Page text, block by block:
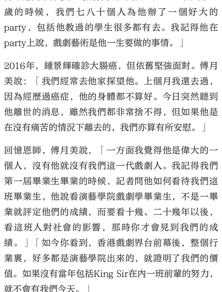
歲的時候，我們七八十個人為他辦了一個好大的
party，包括他教過的學生很多都有去。我記得他在
party上說，戲劇藝術是他一生要做的事情。」
2016年，鍾景輝確診大腸癌，但依舊堅強面對。傅月
美說：「我們經常去他家探望他。上個月我還去過，
因為經歷過癌症，他的身體都不算好。今日突然聽到
他離世的消息，雖然我們都非常捨不得，但如果他是
在沒有痛苦的情況下離去的，我們亦算有所安慰。」
回憶恩師，傅月美說，「一方面我覺得他是偉大的一
個人，沒有他就沒有我們這一代戲劇人。我記得我們
第一屆畢業生畢業的時候，記者問他如何看待我們這
班畢業生，他說看演藝學院戲劇學畢業生，不是一畢
業就評定他們的成績，而要看十幾、二十幾年以後，
看這班人對社會的影響，那時你才會見到我們的成
績。」「如今你看到，香港戲劇界台前幕後，整個行
業裏，好多都是演藝學院出來的，就證明了我們的價
值。如果沒有當年包括King Sir在內一班前輩的努力，
就不會有我們今天。」